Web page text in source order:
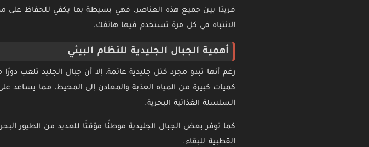
فريدًا بين جميع هذه العناصر. فهي بسيطة بما يكفي للحفاظ على
الانتباه في كل مرة تستخدم فيها هاتفك.
أهمية الجبال الجليدية للنظام البيئي
رغم أنها تبدو مجرد كتل جليدية عائمة، إلا أن جبال الجليد تلعب
كميات كبيرة من المياه العذبة والمعادن إلى المحيط، مما يساعد
السلسلة الغذائية البحرية.
كما توفر بعض الجبال الجليدية موطنًا مؤقتًا للعديد من الطيور
القطبية للبقاء.